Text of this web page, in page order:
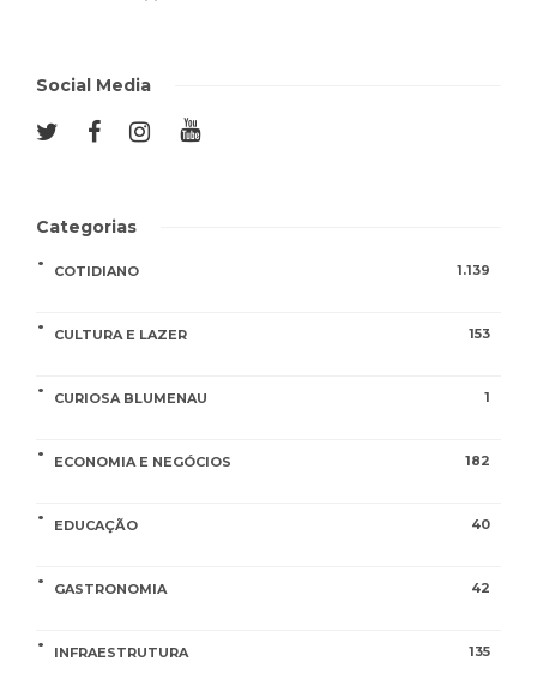
Social Media
Categorias
COTIDIANO 1.139
CULTURA E LAZER 153
CURIOSA BLUMENAU 1
ECONOMIA E NEGÓCIOS 182
EDUCAÇÃO 40
GASTRONOMIA 42
INFRAESTRUTURA 135